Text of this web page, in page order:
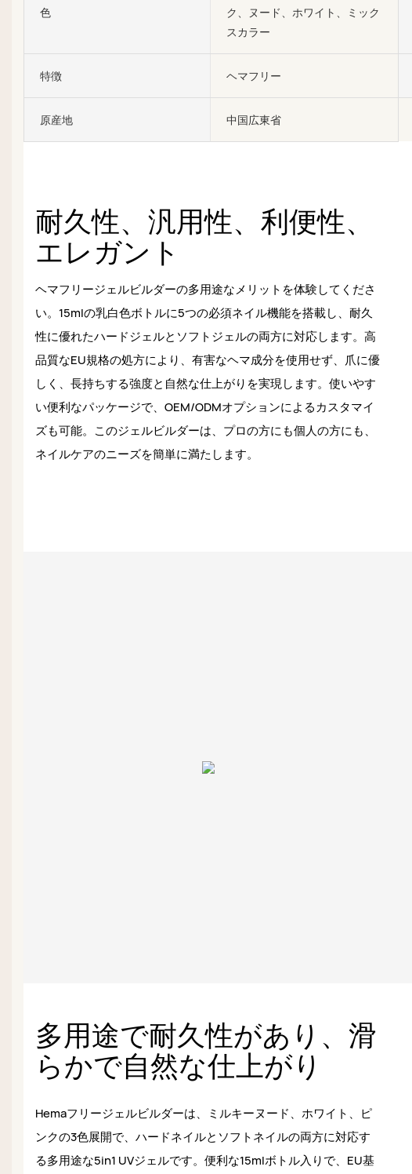
色
ク、ヌード、ホワイト、ミック
スカラー
特徴 ヘマフリー
原産地 中国広東省
耐久性、汎用性、利便性、
エレガント
ヘマフリージェルビルダーの多用途なメリットを体験してくださ
い。15mlの乳白色ボトルに5つの必須ネイル機能を搭載し、耐久
性に優れたハードジェルとソフトジェルの両方に対応します。高
品質なEU規格の処方により、有害なヘマ成分を使用せず、爪に優
しく、長持ちする強度と自然な仕上がりを実現します。使いやす
い便利なパッケージで、OEM/ODMオプションによるカスタマイ
ズも可能。このジェルビルダーは、プロの方にも個人の方にも、
ネイルケアのニーズを簡単に満たします。
多用途で耐久性があり、滑
らかで自然な仕上がり
Hemaフリージェルビルダーは、ミルキーヌード、ホワイト、ピ
ンクの3色展開で、ハードネイルとソフトネイルの両方に対応す
る多用途な5in1 UVジェルです。便利な15mlボトル入りで、EU基